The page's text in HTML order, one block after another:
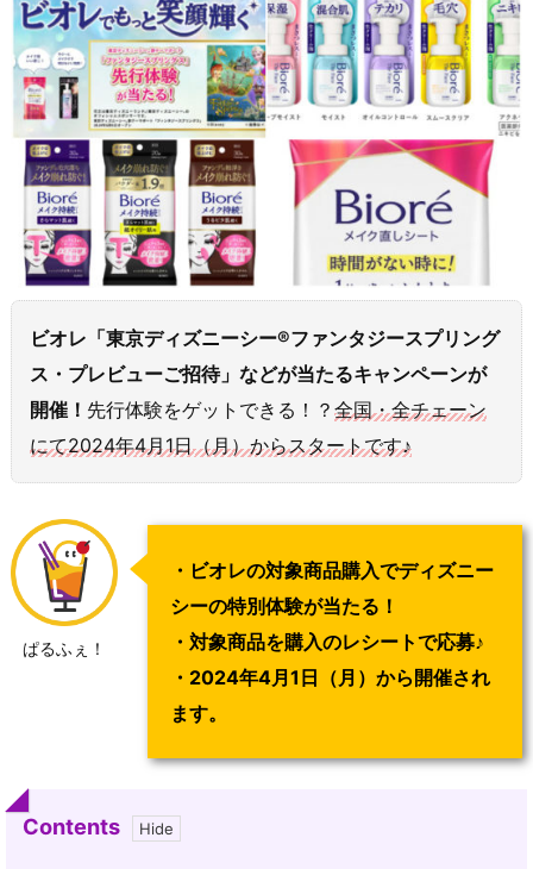
ビオレ「東京ディズニーシー®ファンタジースプリング
ス・プレビューご招待」などが当たるキャンペーンが
開催！ 先行体験をゲットできる！？ 全国・全チェーン
にて2024年4月1日（月）からスタートです♪
ぱるふぇ！
・ビオレの対象商品購入でディズニー
シーの特別体験が当たる！
・対象商品を購入のレシートで応募♪
・2024年4月1日（月）から開催され
ます。
Contents